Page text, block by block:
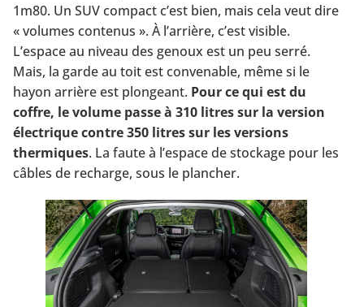
1m80. Un SUV compact c’est bien, mais cela veut dire
« volumes contenus ». À l’arrière, c’est visible.
L’espace au niveau des genoux est un peu serré.
Mais, la garde au toit est convenable, même si le
hayon arrière est plongeant. Pour ce qui est du
coffre, le volume passe à 310 litres sur la version
électrique contre 350 litres sur les versions
thermiques. La faute à l’espace de stockage pour les
câbles de recharge, sous le plancher.